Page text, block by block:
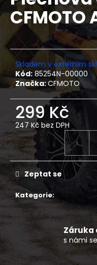
0,0
z
hvězdiček.
CFMOTO
Skladem v externím
Kód: 85254N-00000
Značka:CFMOTO
299 Kč
247 Kč bez DPH
Měrná
cena:
Kategorie:
Zeptat se
Záruka
s námi
a
j
í
t
?
D
o
p
o
u
j